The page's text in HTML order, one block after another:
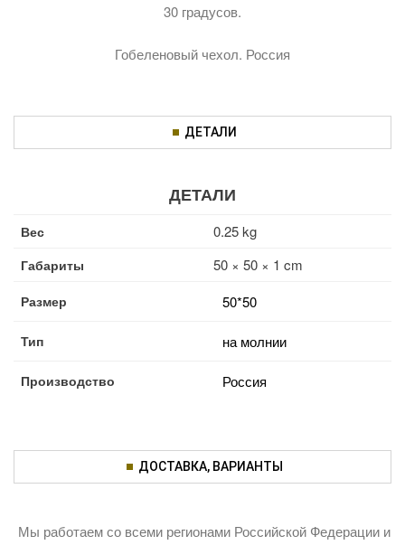
30 градусов.
Гобеленовый чехол. Россия
ДЕТАЛИ
ДЕТАЛИ
Вес 0.25 kg
Габариты 50 × 50 × 1 cm
Размер 50*50
Тип на молнии
Производство Россия
ДОСТАВКА, ВАРИАНТЫ
Мы работаем со всеми регионами Российской Федерации и